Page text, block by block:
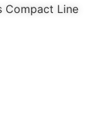
Compact Line